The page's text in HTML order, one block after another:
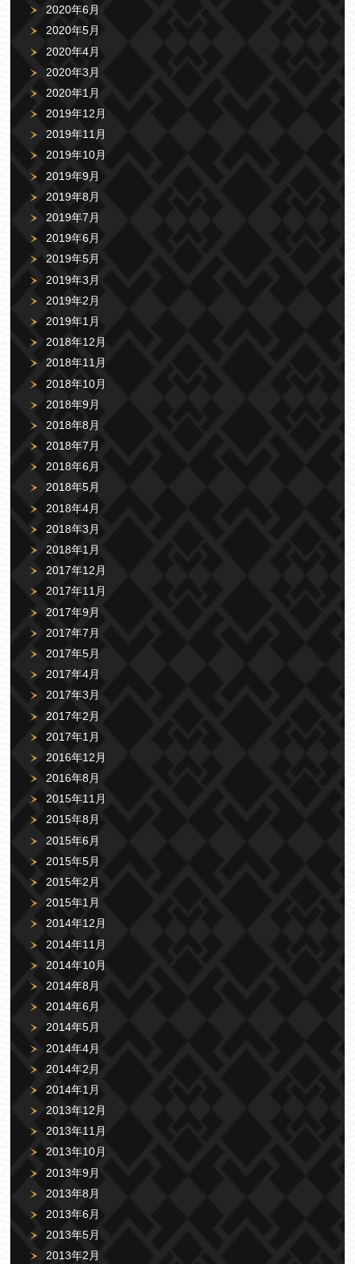
2020年6月
2020年5月
2020年4月
2020年3月
2020年1月
2019年12月
2019年11月
2019年10月
2019年9月
2019年8月
2019年7月
2019年6月
2019年5月
2019年3月
2019年2月
2019年1月
2018年12月
2018年11月
2018年10月
2018年9月
2018年8月
2018年7月
2018年6月
2018年5月
2018年4月
2018年3月
2018年1月
2017年12月
2017年11月
2017年9月
2017年7月
2017年5月
2017年4月
2017年3月
2017年2月
2017年1月
2016年12月
2016年8月
2015年11月
2015年8月
2015年6月
2015年5月
2015年2月
2015年1月
2014年12月
2014年11月
2014年10月
2014年8月
2014年6月
2014年5月
2014年4月
2014年2月
2014年1月
2013年12月
2013年11月
2013年10月
2013年9月
2013年8月
2013年6月
2013年5月
2013年2月